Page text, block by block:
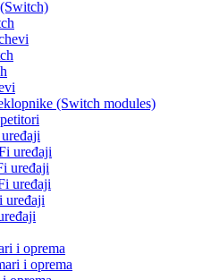
(Switch modules)
uređaji
uređaji
uređaji
i oprema
i oprema